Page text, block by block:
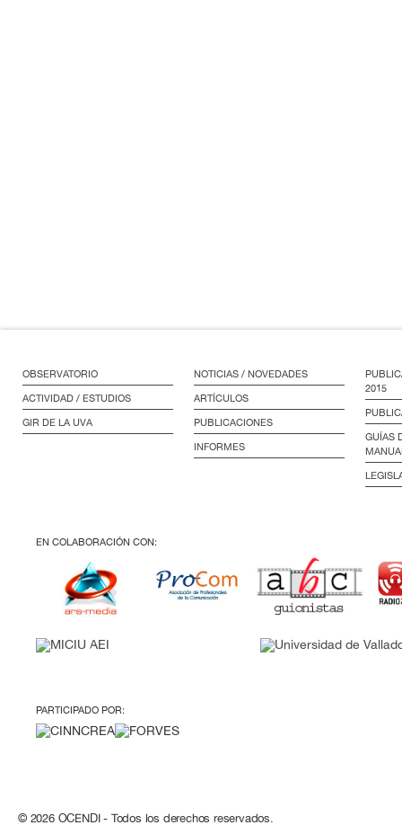
OBSERVATORIO
ACTIVIDAD / ESTUDIOS
GIR DE LA UVA
NOTICIAS / NOVEDADES
ARTÍCULOS
PUBLICACIONES
INFORMES
2015
GUÍAS
EN COLABORACIÓN CON:
PARTICIPADO POR:
© 2026 OCENDI - Todos los derechos reservados.